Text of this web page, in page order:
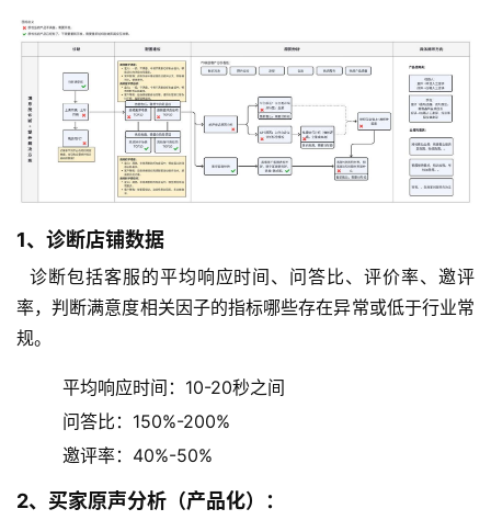
1、诊断店铺数据
诊断包括客服的平均响应时间、问答比、评价率、邀评
率，判断满意度相关因子的指标哪些存在异常或低于行业常
规。
平均响应时间：10-20秒之间
问答比：150%-200%
邀评率：40%-50%
2、买家原声分析（产品化）：